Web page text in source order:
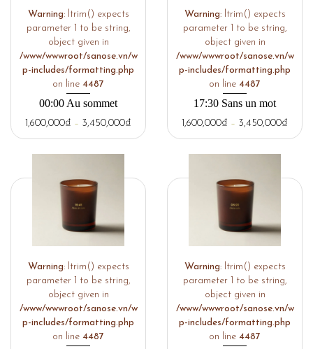
Warning: ltrim() expects
parameter 1 to be string,
object given in
/www/wwwroot/sanose.vn/w
p-includes/formatting.php
on line 4487
00:00 Au sommet
1,600,000₫ – 3,450,000₫
Warning: ltrim() expects
parameter 1 to be string,
object given in
/www/wwwroot/sanose.vn/w
p-includes/formatting.php
on line 4487
17:30 Sans un mot
1,600,000₫ – 3,450,000₫
Warning: ltrim() expects
parameter 1 to be string,
object given in
/www/wwwroot/sanose.vn/w
p-includes/formatting.php
on line 4487
Warning: ltrim() expects
parameter 1 to be string,
object given in
/www/wwwroot/sanose.vn/w
p-includes/formatting.php
on line 4487